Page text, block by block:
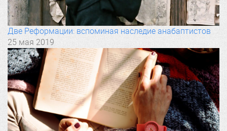
Две Реформации: вспоминая наследие анабаптистов
25 мая 2019